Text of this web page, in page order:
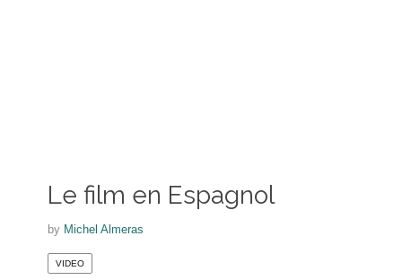
Le film en Espagnol
by Michel Almeras
VIDEO